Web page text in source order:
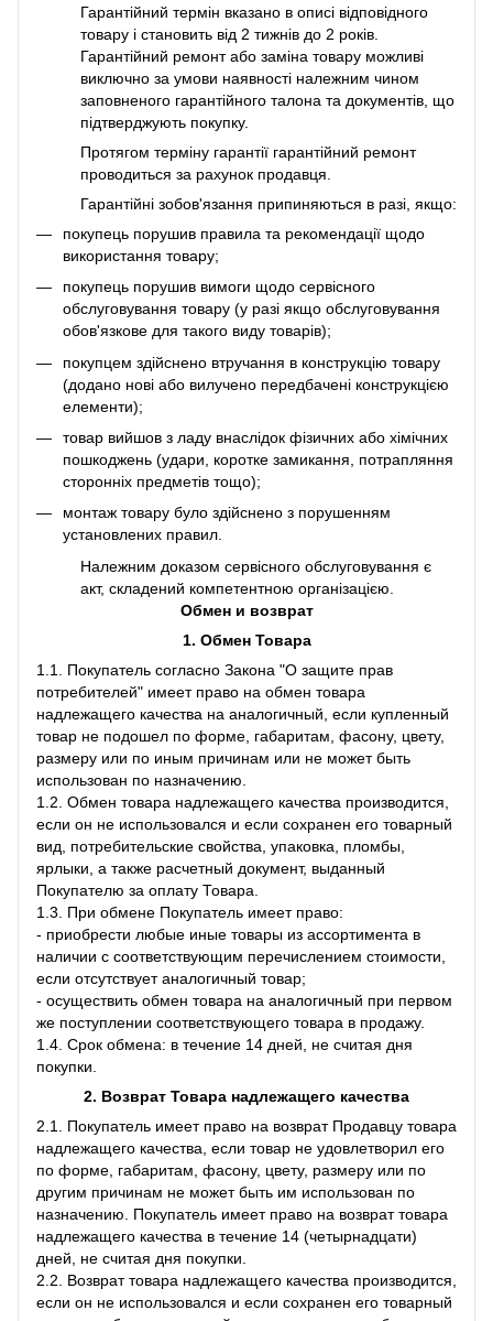
Гарантійний термін вказано в описі відповідного
товару і становить від 2 тижнів до 2 років.
Гарантійний ремонт або заміна товару можливі
виключно за умови наявності належним чином
заповненого гарантійного талона та документів, що
підтверджують покупку.
Протягом терміну гарантії гарантійний ремонт
проводиться за рахунок продавця.
Гарантійні зобов'язання припиняються в разі, якщо:
покупець порушив правила та рекомендації щодо
використання товару;
покупець порушив вимоги щодо сервісного
обслуговування товару (у разі якщо обслуговування
обов'язкове для такого виду товарів);
покупцем здійснено втручання в конструкцію товару
(додано нові або вилучено передбачені конструкцією
елементи);
товар вийшов з ладу внаслідок фізичних або хімічних
пошкоджень (удари, коротке замикання, потрапляння
сторонніх предметів тощо);
монтаж товару було здійснено з порушенням
установлених правил.
Належним доказом сервісного обслуговування є
акт, складений компетентною організацією.
Обмен и возврат
1. Обмен Товара
1.1. Покупатель согласно Закона "О защите прав
потребителей" имеет право на обмен товара
надлежащего качества на аналогичный, если купленный
товар не подошел по форме, габаритам, фасону, цвету,
размеру или по иным причинам или не может быть
использован по назначению.
1.2. Обмен товара надлежащего качества производится,
если он не использовался и если сохранен его товарный
вид, потребительские свойства, упаковка, пломбы,
ярлыки, а также расчетный документ, выданный
Покупателю за оплату Товара.
1.3. При обмене Покупатель имеет право:
- приобрести любые иные товары из ассортимента в
наличии с соответствующим перечислением стоимости,
если отсутствует аналогичный товар;
- осуществить обмен товара на аналогичный при первом
же поступлении соответствующего товара в продажу.
1.4. Срок обмена: в течение 14 дней, не считая дня
покупки.
2. Возврат Товара надлежащего качества
2.1. Покупатель имеет право на возврат Продавцу товара
надлежащего качества, если товар не удовлетворил его
по форме, габаритам, фасону, цвету, размеру или по
другим причинам не может быть им использован по
назначению. Покупатель имеет право на возврат товара
надлежащего качества в течение 14 (четырнадцати)
дней, не считая дня покупки.
2.2. Возврат товара надлежащего качества производится,
если он не использовался и если сохранен его товарный